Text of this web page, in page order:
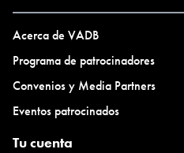
Acerca de VADB
Programa de patrocinadores
Convenios y Media Partners
Eventos patrocinados
Tu cuenta